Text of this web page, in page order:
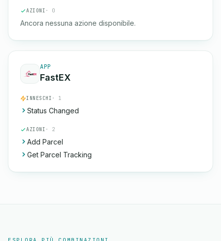
AZIONI · 0
Ancora nessuna azione disponibile.
APP
FastEX
INNESCHI · 1
Status Changed
AZIONI · 2
Add Parcel
Get Parcel Tracking